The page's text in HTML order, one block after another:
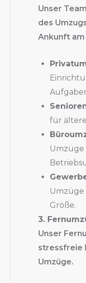
Unser
des
Ankunft
für
Größe.
3.
Unser
stressfreie
Umzüge.